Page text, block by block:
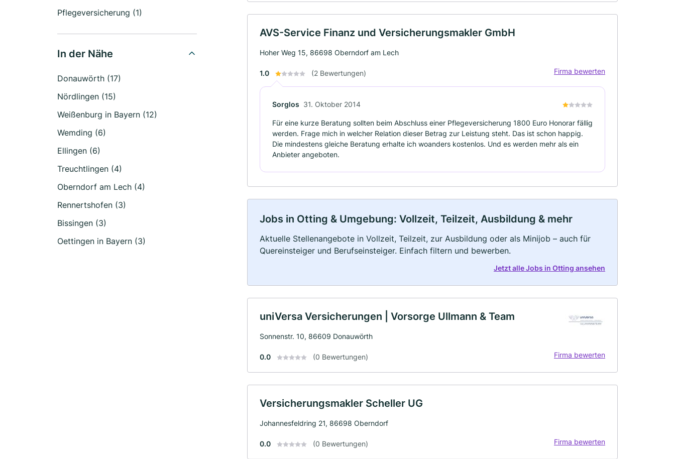
Pflegeversicherung (1)
In der Nähe
Donauwörth (17)
Nördlingen (15)
Weißenburg in Bayern (12)
Wemding (6)
Ellingen (6)
Treuchtlingen (4)
Oberndorf am Lech (4)
Rennertshofen (3)
Bissingen (3)
Oettingen in Bayern (3)
AVS-Service Finanz und Versicherungsmakler GmbH
Hoher Weg 15, 86698 Oberndorf am Lech
1.0 (2 Bewertungen) Firma bewerten
Sorglos 31. Oktober 2014
Für eine kurze Beratung sollten beim Abschluss einer Pflegeversicherung 1800 Euro Honorar fällig
werden. Frage mich in welcher Relation dieser Betrag zur Leistung steht. Das ist schon happig.
Die mindestens gleiche Beratung erhalte ich woanders kostenlos. Und es werden mehr als ein
Anbieter angeboten.
Jobs in Otting & Umgebung: Vollzeit, Teilzeit, Ausbildung & mehr
Aktuelle Stellenangebote in Vollzeit, Teilzeit, zur Ausbildung oder als Minijob – auch für
Quereinsteiger und Berufseinsteiger. Einfach filtern und bewerben.
Jetzt alle Jobs in Otting ansehen
uniVersa Versicherungen | Vorsorge Ullmann & Team
Sonnenstr. 10, 86609 Donauwörth
0.0 (0 Bewertungen) Firma bewerten
Versicherungsmakler Scheller UG
Johannesfeldring 21, 86698 Oberndorf
0.0 (0 Bewertungen) Firma bewerten